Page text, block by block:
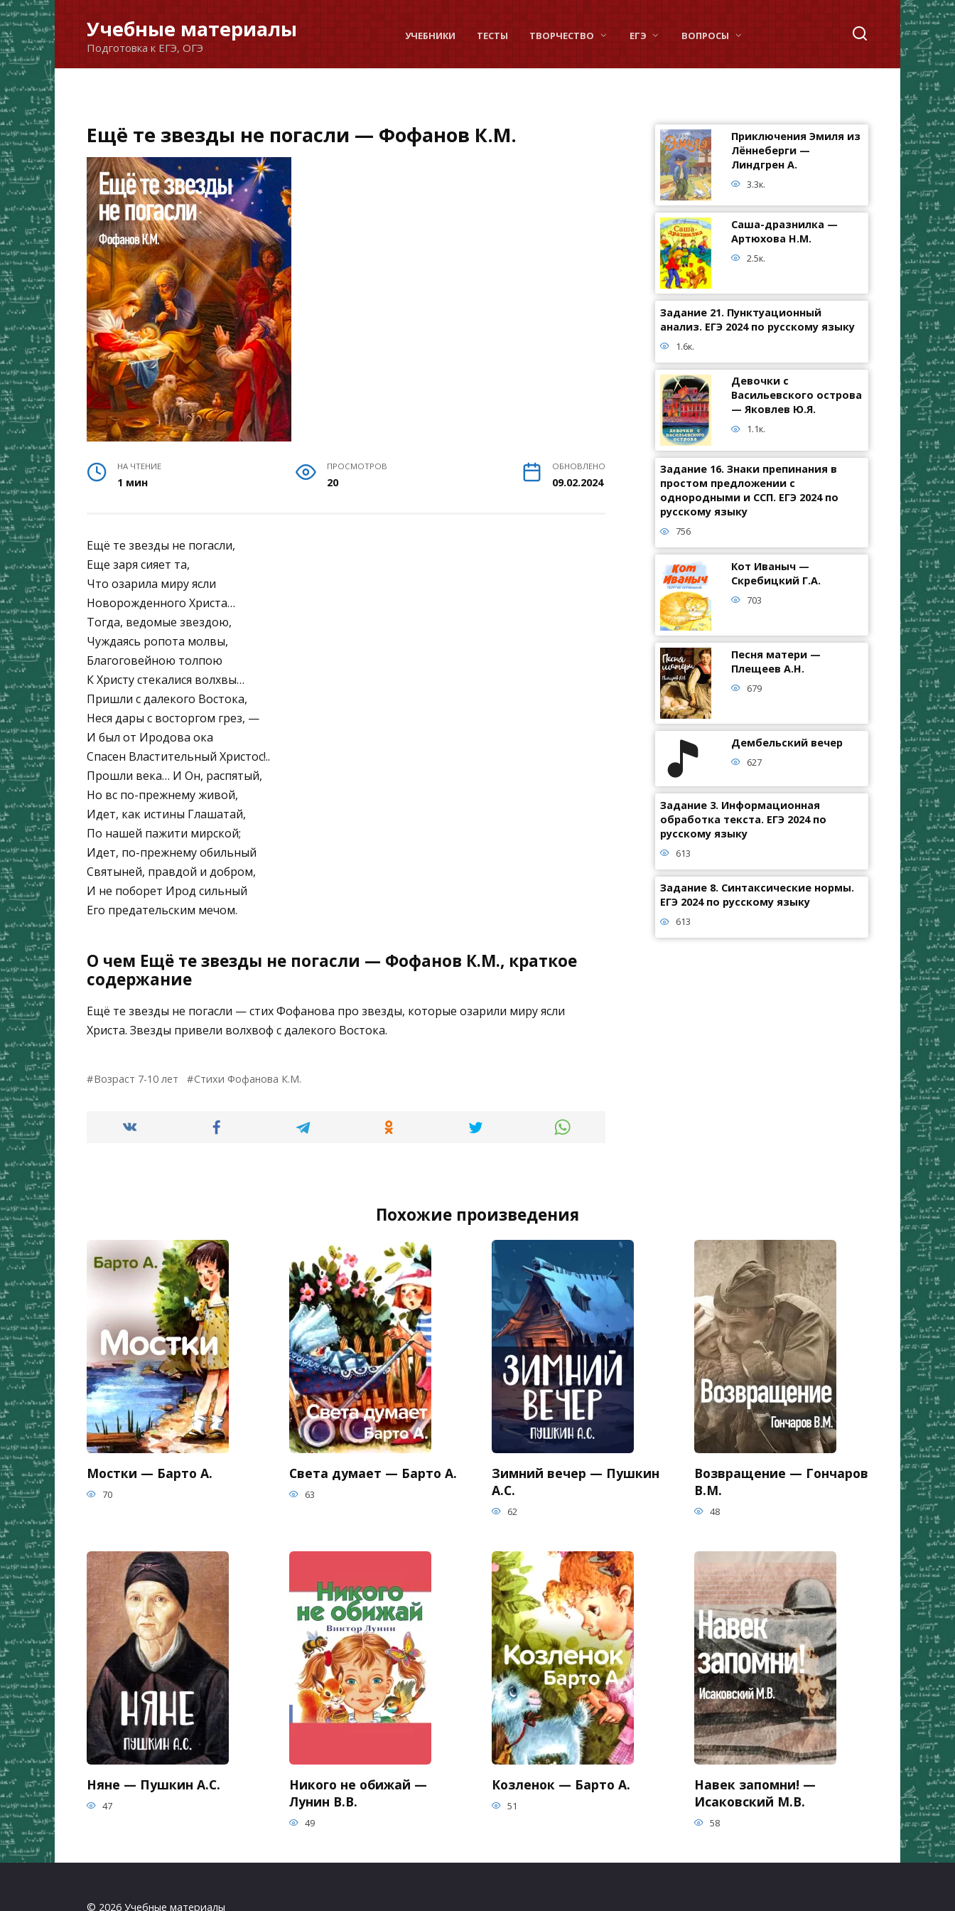
Перейти
к
содержанию
Учебные материалы
Подготовка к ЕГЭ, ОГЭ
УЧЕБНИКИ ТЕСТЫ ТВОРЧЕСТВО ЕГЭ ВОПРОСЫ
Ещё те звезды не погасли — Фофанов К.М.
НА ЧТЕНИЕ
1 мин
ПРОСМОТРОВ
20
ОБНОВЛЕНО
09.02.2024
Ещё те звезды не погасли,
Еще заря сияет та,
Что озарила миру ясли
Новорожденного Христа…
Тогда, ведомые звездою,
Чуждаясь ропота молвы,
Благоговейною толпою
К Христу стекалися волхвы…
Пришли с далекого Востока,
Неся дары с восторгом грез, —
И был от Иродова ока
Спасен Властительный Христос!..
Прошли века… И Он, распятый,
Но вс по-прежнему живой,
Идет, как истины Глашатай,
По нашей пажити мирской;
Идет, по-прежнему обильный
Святыней, правдой и добром,
И не поборет Ирод сильный
Его предательским мечом.
О чем Ещё те звезды не погасли — Фофанов К.М., краткое
содержание
Ещё те звезды не погасли — стих Фофанова про звезды, которые озарили миру ясли
Христа. Звезды привели волхвоф с далекого Востока.
Возраст 7-10 лет Стихи Фофанова К.М.
Приключения Эмиля из
Лённеберги —
Линдгрен А.
3.3к.
Саша-дразнилка —
Артюхова Н.М.
2.5к.
Задание 21. Пунктуационный
анализ. ЕГЭ 2024 по русскому языку
1.6к.
Девочки с
Васильевского острова
— Яковлев Ю.Я.
1.1к.
Задание 16. Знаки препинания в
простом предложении с
однородными и ССП. ЕГЭ 2024 по
русскому языку
756
Кот Иваныч —
Скребицкий Г.А.
703
Песня матери —
Плещеев А.Н.
679
Дембельский вечер
627
Задание 3. Информационная
обработка текста. ЕГЭ 2024 по
русскому языку
613
Задание 8. Синтаксические нормы.
ЕГЭ 2024 по русскому языку
613
Похожие произведения
Мостки — Барто А.
70
Света думает — Барто А.
63
Зимний вечер — Пушкин
А.С.
62
Возвращение — Гончаров
В.М.
48
Няне — Пушкин А.С.
47
Никого не обижай —
Лунин В.В.
49
Козленок — Барто А.
51
Навек запомни! —
Исаковский М.В.
58
© 2026 Учебные материалы